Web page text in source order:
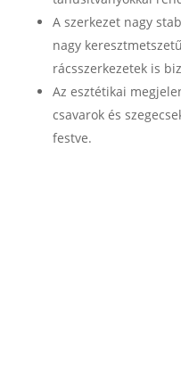
A szerkezet nagy
nagy
rácsszerkezetek is
Az esztétikai
csavarok és
festve.